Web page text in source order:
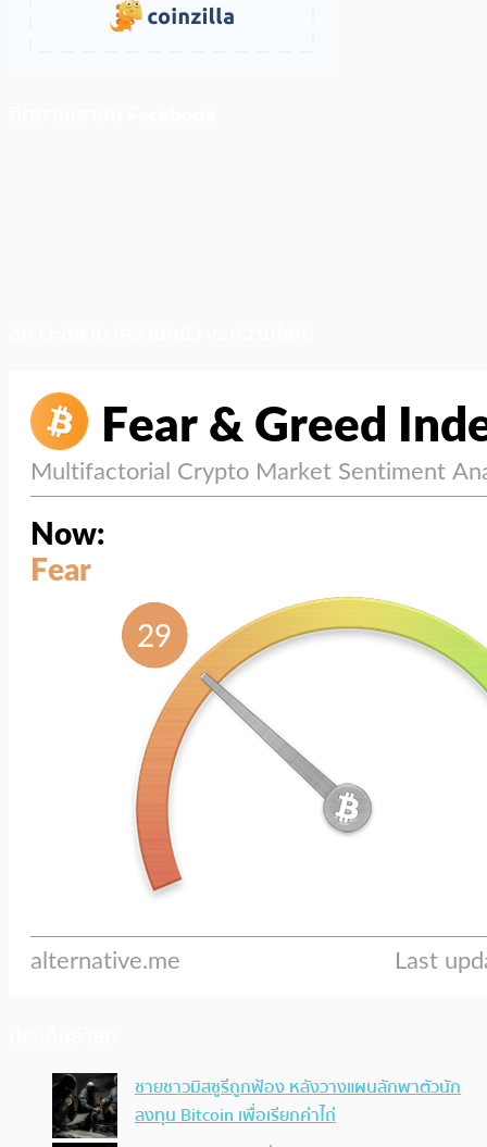
ชายชาวมิสซูรีถูกฟ้อง หลังวางแผนลักพาตัวนัก
ลงทุน Bitcoin เพื่อเรียกค่าไถ่